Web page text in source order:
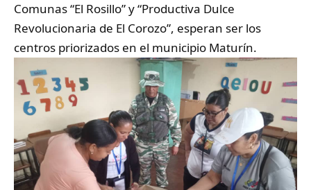
Comunas “El Rosillo” y “Productiva Dulce
Revolucionaria de El Corozo”, esperan ser los
centros priorizados en el municipio Maturín.